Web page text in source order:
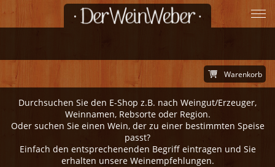
Durchsuchen Sie den E-Shop z.B. nach Weingut/Erzeuger,
Weinnamen, Rebsorte oder Region.
Oder suchen Sie einen Wein, der zu einer bestimmten Speise
passt?
Einfach den entsprechenenden Begriff eintragen und Sie
erhalten unsere Weinempfehlungen.
Warenkorb